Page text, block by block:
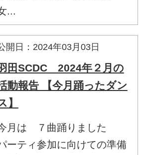
...
開日：2024年03月03日
田SCDC 2024年２月の
動報告 【今月踊ったダン
】
月は ７曲踊りました
ーティ参加に向けての準備